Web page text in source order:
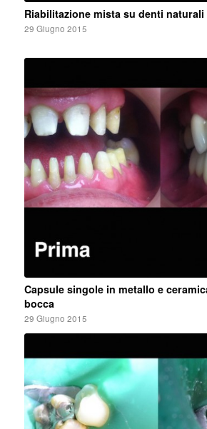
Riabilitazione mista su denti
29 Giugno 2015
Capsule singole in metallo e
bocca
29 Giugno 2015